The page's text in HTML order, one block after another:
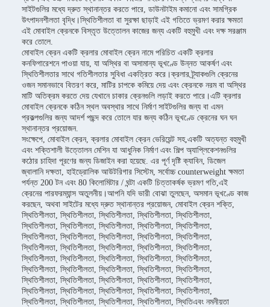
সাইটগুলির মধ্যে দ্রুত স্থানান্তর করতে পারে, ডাউনটাইম কমানো এবং সামগ্রিক
উৎপাদনশীলতা বৃদ্ধি।স্থিতিশীলতা বা সুরক্ষা ছাড়াই এই গতিতে ভ্রমণ করার ক্ষমতা
এই মোবাইল ক্রেনকে বিস্তৃত উত্তোলন কাজের জন্য একটি বহুমুখী এবং দক্ষ সরঞ্জাম
করে তোলে.
মোবাইল ক্রেন একটি ক্রলার মোবাইল ক্রেন নামে পরিচিত একটি ক্রলার
কনফিগারেশনে পাওয়া যায়, যা অস্থির বা অসামান্য ভূখণ্ডে উন্নত আকর্ষণ এবং
স্থিতিশীলতার সাথে গতিশীলতার সুবিধা একত্রিত করে।ক্রলার ট্র্যাকগুলি ক্রেনের
ওজন সমানভাবে বিতরণ করে, মাটির চাপকে কমিয়ে দেয় এবং ক্রেনকে নরম বা অস্থির
মাটি অতিক্রম করতে দেয় যেখানে চাকার ক্রেনগুলি লড়াই করতে পারে।এটি ক্রলার
মোবাইল ক্রেনকে কঠিন স্থল অবস্থার সাথে নির্মাণ সাইটগুলির জন্য বা এমন
প্রকল্পগুলির জন্য আদর্শ পছন্দ করে তোলে যার জন্য কঠিন ভূখণ্ডে ক্রেনের ঘন ঘন
স্থানান্তর প্রয়োজন.
সংক্ষেপে, মোবাইল ক্রেন, ক্রলার মোবাইল ক্রেন ভেরিয়েন্ট সহ,একটি অত্যন্ত বহুমুখী
এবং শক্তিশালী উত্তোলন মেশিন যা আধুনিক নির্মাণ এবং শিল্প অ্যাপ্লিকেশনগুলির
কঠোর চাহিদা পূরণের জন্য ডিজাইন করা হয়েছে. এর পূর্ণ দৃষ্টি ক্যাবিন, ডিজেল
জ্বালানি দক্ষতা, হাইড্রোলিক আউটরিগার সিস্টেম, সর্বোচ্চ counterweight ক্ষমতা
পর্যন্ত 200 টন এবং 80 কিলোমিটার / ঘন্টা একটি চিত্তাকর্ষক ভ্রমণ গতি,এই
ক্রেনের পারফরম্যান্স অতুলনীয়।আপনি যদি ভারী বোঝা তুলছেন, অসমান ভূখণ্ডে কাজ
করছেন, অথবা সাইটের মধ্যে দ্রুত স্থানান্তর প্রয়োজন, মোবাইল ক্রেন শক্তি,
স্থিতিশীলতা, স্থিতিশীলতা, স্থিতিশীলতা, স্থিতিশীলতা, স্থিতিশীলতা,
স্থিতিশীলতা, স্থিতিশীলতা, স্থিতিশীলতা, স্থিতিশীলতা, স্থিতিশীলতা,
স্থিতিশীলতা, স্থিতিশীলতা, স্থিতিশীলতা, স্থিতিশীলতা, স্থিতিশীলতা,
স্থিতিশীলতা, স্থিতিশীলতা, স্থিতিশীলতা, স্থিতিশীলতা, স্থিতিশীলতা,
স্থিতিশীলতা, স্থিতিশীলতা, স্থিতিশীলতা, স্থিতিশীলতা, স্থিতিশীলতা,
স্থিতিশীলতা, স্থিতিশীলতা, স্থিতিশীলতা, স্থিতিশীলতা, স্থিতিশীলতা,
স্থিতিশীলতা, স্থিতিশীলতা, স্থিতিশীলতা, স্থিতিশীলতা, স্থিতিশীলতা,
স্থিতিশীলতা, স্থিতিশীলতা, স্থিতিশীলতা, স্থিতিশীলতা, স্থিতিশীলতা,
স্থিতিশীলতা, স্থিতিশীলতা, স্থিতিশীলতা, স্থিতিশীলতা, স্থিতিএবং নমনীয়তা